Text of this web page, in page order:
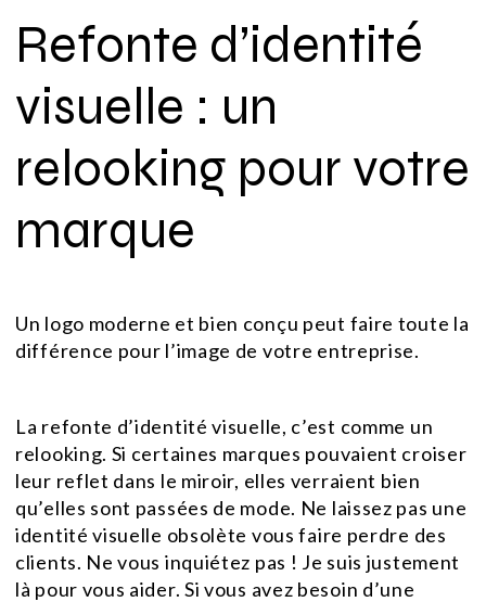
Refonte d’identité
visuelle : un
relooking pour votre
marque
Un logo moderne et bien conçu peut faire toute la
différence pour l’image de votre entreprise.
La refonte d’identité visuelle, c’est comme un
relooking. Si certaines marques pouvaient croiser
leur reflet dans le miroir, elles verraient bien
qu’elles sont passées de mode. Ne laissez pas une
identité visuelle obsolète vous faire perdre des
clients. Ne vous inquiétez pas ! Je suis justement
là pour vous aider. Si vous avez besoin d’une